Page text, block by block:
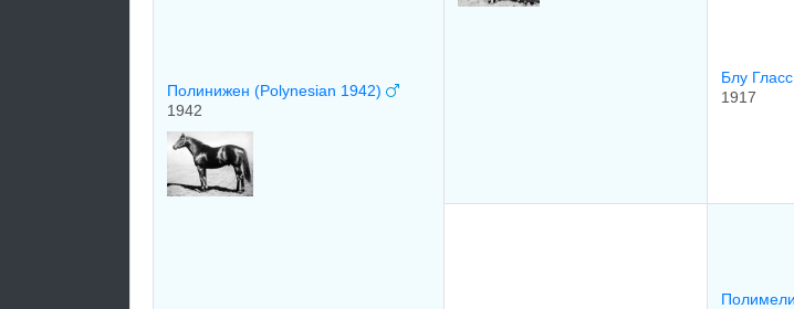
Полинижен (Polynesian 1942)
1942
Блу
1917